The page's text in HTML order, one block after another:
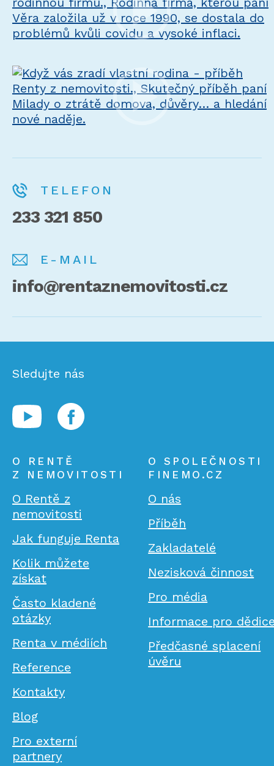
TELEFON
233 321 850
E-MAIL
info@rentaznemovitosti.cz
O RENTĚ
Z NEMOVITOSTI
O Rentě z
nemovitosti
Jak funguje Renta
Kolik můžete
získat
Často kladené
otázky
Renta v médiích
Reference
Kontakty
Blog
Pro externí
partnery
O SPOLEČNOSTI
FINEMO.CZ
O nás
Příběh
Zakladatelé
Nezisková činnost
Pro média
Informace pro
Předčasné splacení
úvěru
Sledujte nás